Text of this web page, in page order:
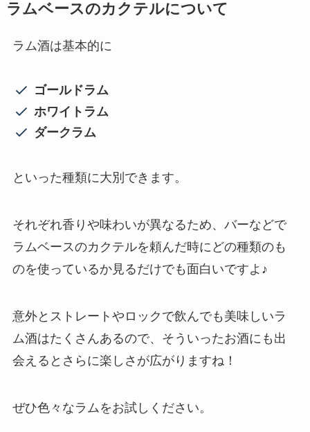
ラムベースのカクテルについて
ラム酒は基本的に
ゴールドラム
ホワイトラム
ダークラム
といった種類に大別できます。
それぞれ香りや味わいが異なるため、バーなどで
ラムベースのカクテルを頼んだ時にどの種類のも
のを使っているか見るだけでも面白いですよ♪
意外とストレートやロックで飲んでも美味しいラ
ム酒はたくさんあるので、そういったお酒にも出
会えるとさらに楽しさが広がりますね！
ぜひ色々なラムをお試しください。